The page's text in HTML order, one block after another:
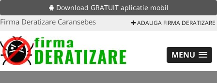
Download GRATUIT aplicatie mobil
Firma Deratizare Caransebes ADAUGA FIRMA DERATIZARE
MENU